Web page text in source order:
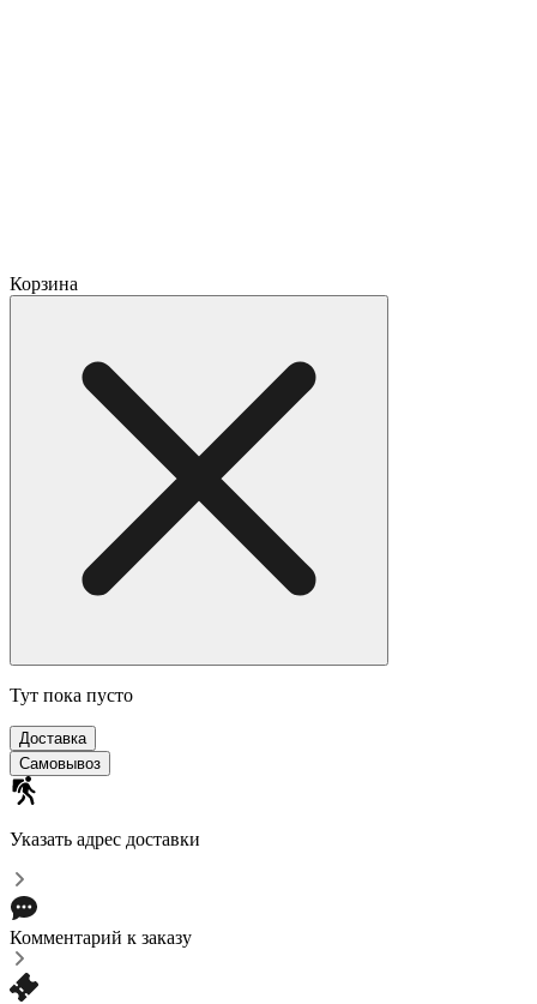
Корзина
Тут пока пусто
Доставка
Самовывоз
Указать адрес доставки
Комментарий к заказу